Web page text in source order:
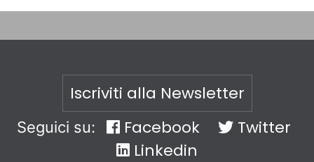
Iscriviti alla Newsletter
Seguici su: Facebook
Twitter
Linkedin